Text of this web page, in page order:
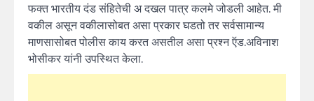
फक्त भारतीय दंड संहितेची अ दखल पात्र कलमे जोडली आहेत. मी
वकील असून वकीलासोबत असा प्रकार घडतो तर सर्वसामान्य
माणसासोबत पोलीस काय करत असतील असा प्रश्न ऍड.अविनाश
भोसीकर यांनी उपस्थित केला.